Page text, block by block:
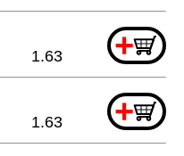
+
1.63
+
1.63